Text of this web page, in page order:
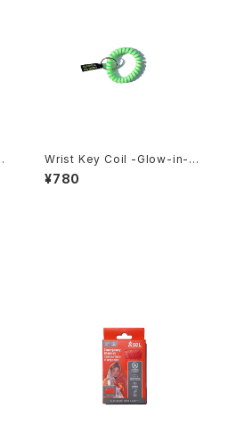
Wrist Key Coil -Glow-in-th
e-Dark-
¥780